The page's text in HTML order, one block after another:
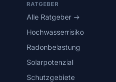
RATGEBER
Alle Ratgeber →
Hochwasserrisiko
Radonbelastung
Solarpotenzial
Schutzgebiete